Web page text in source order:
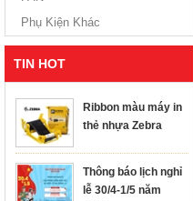
Phụ Kiện Khác
TIN HOT
Ribbon màu máy in
thẻ nhựa Zebra
Thông báo lịch nghỉ
lễ 30/4-1/5 năm